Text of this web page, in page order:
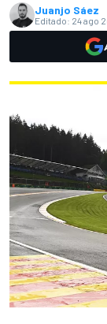
Juanjo Sáez
Editado: 24 ago